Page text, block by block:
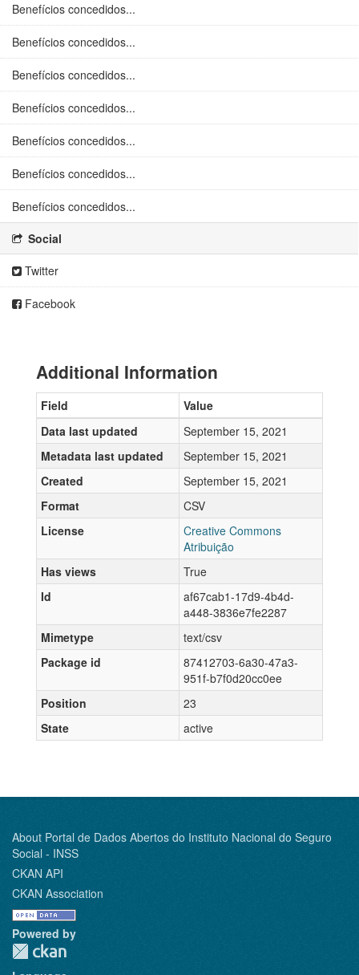
Benefícios concedidos...
Benefícios concedidos...
Benefícios concedidos...
Benefícios concedidos...
Benefícios concedidos...
Benefícios concedidos...
Benefícios concedidos...
Social
Twitter
Facebook
Additional Information
Field
Value
Data last updated
September 15, 2021
Metadata last updated
September 15, 2021
Created
September 15, 2021
Format
CSV
License
Creative Commons
Atribuição
Has views
True
Id
af67cab1-17d9-4b4d-
a448-3836e7fe2287
Mimetype
text/csv
Package id
87412703-6a30-47a3-
951f-b7f0d20cc0ee
Position
23
State
active
About Portal de Dados Abertos do Instituto Nacional do Seguro
Social - INSS
CKAN API
CKAN Association
Powered by